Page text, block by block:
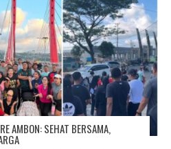
AMBON: SEHAT BERSAMA,